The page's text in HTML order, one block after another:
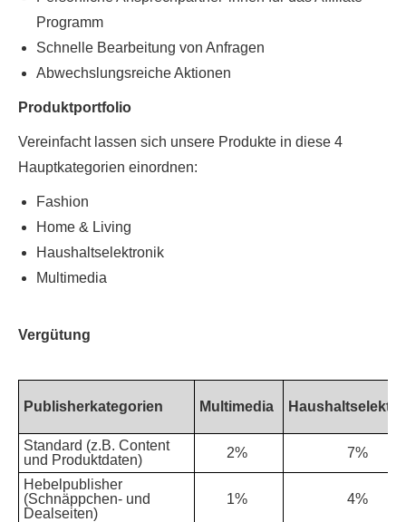
Programm
Schnelle Bearbeitung von Anfragen
Abwechslungsreiche Aktionen
Produktportfolio
Vereinfacht lassen sich unsere Produkte in diese 4
Hauptkategorien einordnen:
Fashion
Home & Living
Haushaltselektronik
Multimedia
Vergütung
Publisherkategorien Multimedia
Standard (z.B. Content
und Produktdaten)
2% 7%
Hebelpublisher
(Schnäppchen- und
Dealseiten)
1% 4%